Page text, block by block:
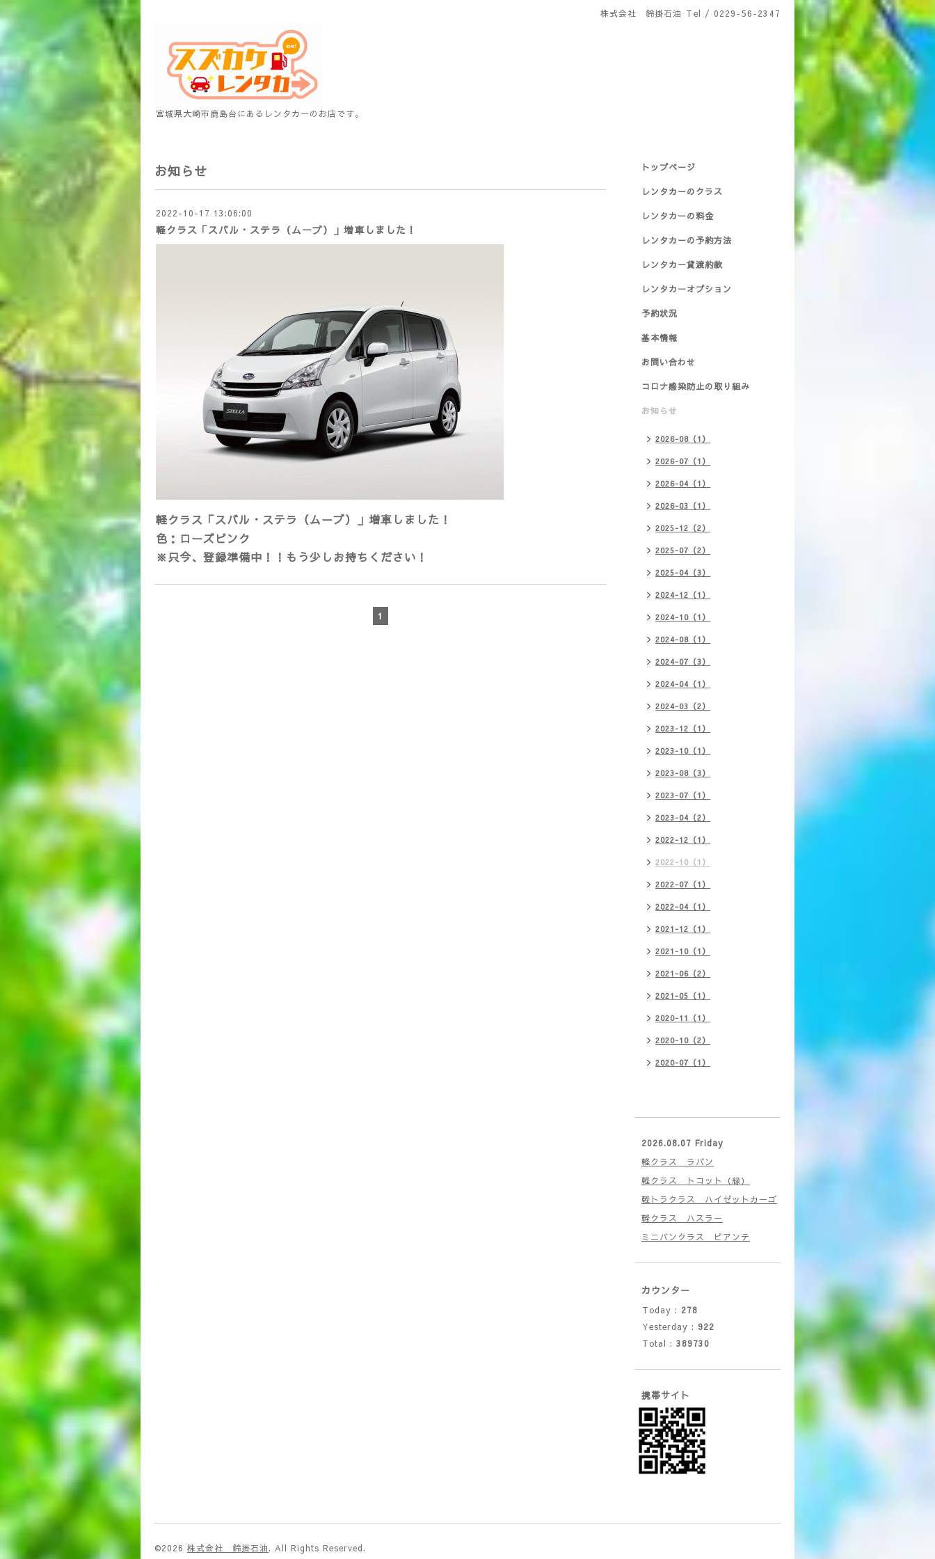
株式会社 鈴掛石油 Tel / 0229-56-2347
宮城県大崎市鹿島台にあるレンタカーのお店です。
お知らせ
2022-10-17 13:06:00
軽クラス「スバル・ステラ（ムーブ）」増車しました！
軽クラス「スバル・ステラ（ムーブ）」増車しました！
色：ローズピンク
※只今、登録準備中！！もう少しお持ちください！
1
トップページ
レンタカーのクラス
レンタカーの料金
レンタカーの予約方法
レンタカー貸渡約款
レンタカーオプション
予約状況
基本情報
お問い合わせ
コロナ感染防止の取り組み
お知らせ
2026-08（1）
2026-07（1）
2026-04（1）
2026-03（1）
2025-12（2）
2025-07（2）
2025-04（3）
2024-12（1）
2024-10（1）
2024-08（1）
2024-07（3）
2024-04（1）
2024-03（2）
2023-12（1）
2023-10（1）
2023-08（3）
2023-07（1）
2023-04（2）
2022-12（1）
2022-10（1）
2022-07（1）
2022-04（1）
2021-12（1）
2021-10（1）
2021-06（2）
2021-05（1）
2020-11（1）
2020-10（2）
2020-07（1）
2026.08.07 Friday
軽クラス ラパン
軽クラス トコット（緑）
軽トラクラス ハイゼットカーゴ
軽クラス ハスラー
ミニバンクラス ビアンテ
カウンター
Today : 278
Yesterday : 922
Total : 389730
携帯サイト
©2026 株式会社 鈴掛石油. All Rights Reserved.